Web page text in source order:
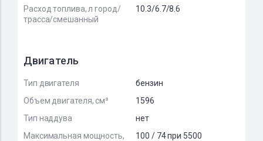
Расход топлива, л город/
трасса/смешанный
10.3/6.7/8.6
Двигатель
Тип двигателя
бензин
Объем двигателя, см³
1596
Тип наддува
нет
Максимальная мощность,
100 / 74 при 5500